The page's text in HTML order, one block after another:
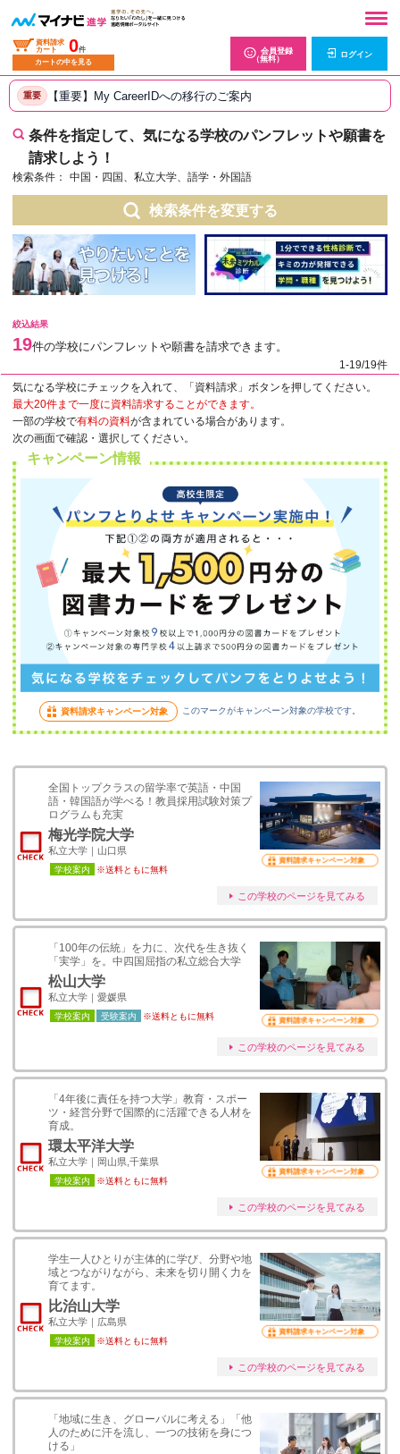
資料請求
カート
0件
カートの中を見る
会員登録
（無料）
ログイン
重要 【重要】My CareerIDへの移行のご案内
条件を指定して、気になる学校のパンフレットや願書を
請求しよう！
検索条件： 中国・四国、私立大学、語学・外国語
検索条件を変更する
絞込結果
19件の学校にパンフレットや願書を請求できます。
1-19/19件
気になる学校にチェックを入れて、「資料請求」ボタンを押してください。
最大20件まで一度に資料請求することができます。
一部の学校で有料の資料が含まれている場合があります。
次の画面で確認・選択してください。
キャンペーン情報
資料請求キャンペーン対象 このマークがキャンペーン対象の学校です。
全国トップクラスの留学率で英語・中国
語・韓国語が学べる！教員採用試験対策プ
ログラムも充実
梅光学院大学
私立大学｜山口県
学校案内 ※送料ともに無料
資料請求キャンペーン対象
この学校のページを見てみる
「100年の伝統」を力に、次代を生き抜く
「実学」を。中四国屈指の私立総合大学
松山大学
私立大学｜愛媛県
学校案内 受験案内 ※送料ともに無料 資料請求キャンペーン対象
この学校のページを見てみる
「4年後に責任を持つ大学」教育・スポー
ツ・経営分野で国際的に活躍できる人材を
育成。
環太平洋大学
私立大学｜岡山県,千葉県
学校案内 ※送料ともに無料
資料請求キャンペーン対象
この学校のページを見てみる
学生一人ひとりが主体的に学び、分野や地
域とつながりながら、未来を切り開く力を
育てます。
比治山大学
私立大学｜広島県
学校案内 ※送料ともに無料
資料請求キャンペーン対象
この学校のページを見てみる
「地域に生き、グローバルに考える」「他
人のために汗を流し、一つの技術を身につ
ける」